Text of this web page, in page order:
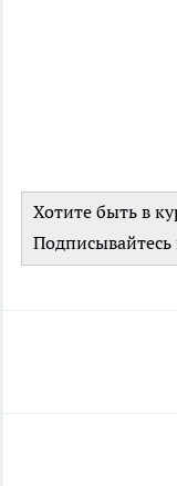
Хотите быть в